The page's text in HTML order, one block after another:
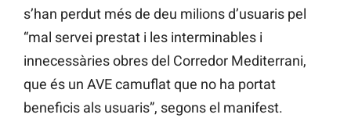
s’han perdut més de deu milions d’usuaris pel
“mal servei prestat i les interminables i
innecessàries obres del Corredor Mediterrani,
que és un AVE camuflat que no ha portat
beneficis als usuaris”, segons el manifest.